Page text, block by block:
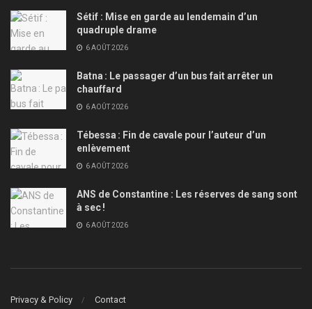
Sétif : Mise en garde au lendemain d’un
quadruple drame
6 AOÛT 2026
Batna : Le passager d’un bus fait arrêter un
chauffard
6 AOÛT 2026
Tébessa : Fin de cavale pour l’auteur d’un
enlèvement
6 AOÛT 2026
ANS de Constantine : Les réserves de sang sont
à sec !
6 AOÛT 2026
Privacy & Policy Contact